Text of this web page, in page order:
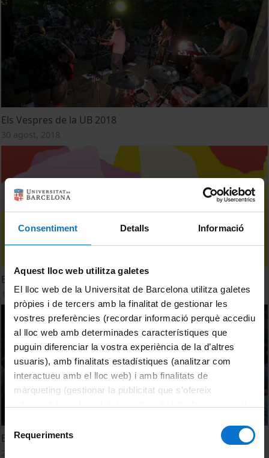
Consentiment Detalls Informació
Aquest lloc web utilitza galetes
El lloc web de la Universitat de Barcelona utilitza galetes
pròpies i de tercers amb la finalitat de gestionar les
vostres preferències (recordar informació perquè accediu
al lloc web amb determinades característiques que
puguin diferenciar la vostra experiència de la d’altres
usuaris), amb finalitats estadístiques (analitzar com
interactueu amb el lloc web) i amb finalitats de
màrqueting (gestionar la publicitat que s’ofereix
consultar laPolítica de galetes del lloc web de la
de Requeriments
Els Vespres de la UB 2018
30 agost, 2018
Els Vespres d'Hivern 2018
1 abril, 2018
Els Vespres de la UB 2017